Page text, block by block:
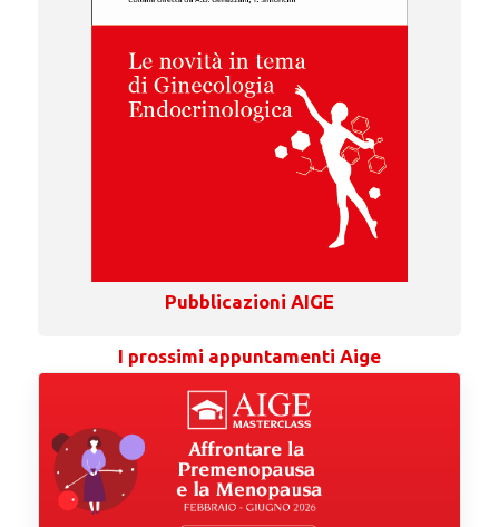
Pubblicazioni AIGE
I prossimi appuntamenti Aige